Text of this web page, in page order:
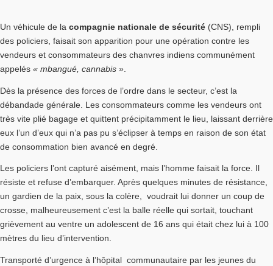
Un véhicule de la compagnie nationale de sécurité (CNS), rempli
des policiers, faisait son apparition pour une opération contre les
vendeurs et consommateurs des chanvres indiens communément
appelés « mbangué, cannabis »
Dès la présence des forces de l’ordre dans le secteur, c’est la
débandade générale. Les consommateurs comme les vendeurs ont
très vite plié bagage et quittent précipitamment le lieu, laissant derrière
eux l’un d’eux qui n’a pas pu s’éclipser à temps en raison de son état
de consommation bien avancé en degré.
Les policiers l’ont capturé aisément, mais l’homme faisait la force. Il
résiste et refuse d’embarquer. Après quelques minutes de résistance,
un gardien de la paix, sous la colère, voudrait lui donner un coup de
crosse, malheureusement c’est la balle réelle qui sortait, touchant
grièvement au ventre un adolescent de 16 ans qui était chez lui à 100
mètres du lieu d’intervention.
Transporté d’urgence à l’hôpital communautaire par les jeunes du